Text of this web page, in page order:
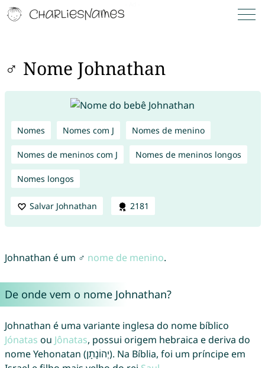
♂ Nome Johnathan
Nomes Nomes com J Nomes de menino
Nomes de meninos com J Nomes de meninos longos
Nomes longos
Salvar Johnathan 2181
Johnathan é um ♂ nome de menino.
De onde vem o nome Johnathan?
Johnathan é uma variante inglesa do nome bíblico
Jónatas ou Jônatas, possui origem hebraica e deriva do
nome Yehonatan (יְהוֹנָתָן). Na Bíblia, foi um príncipe em